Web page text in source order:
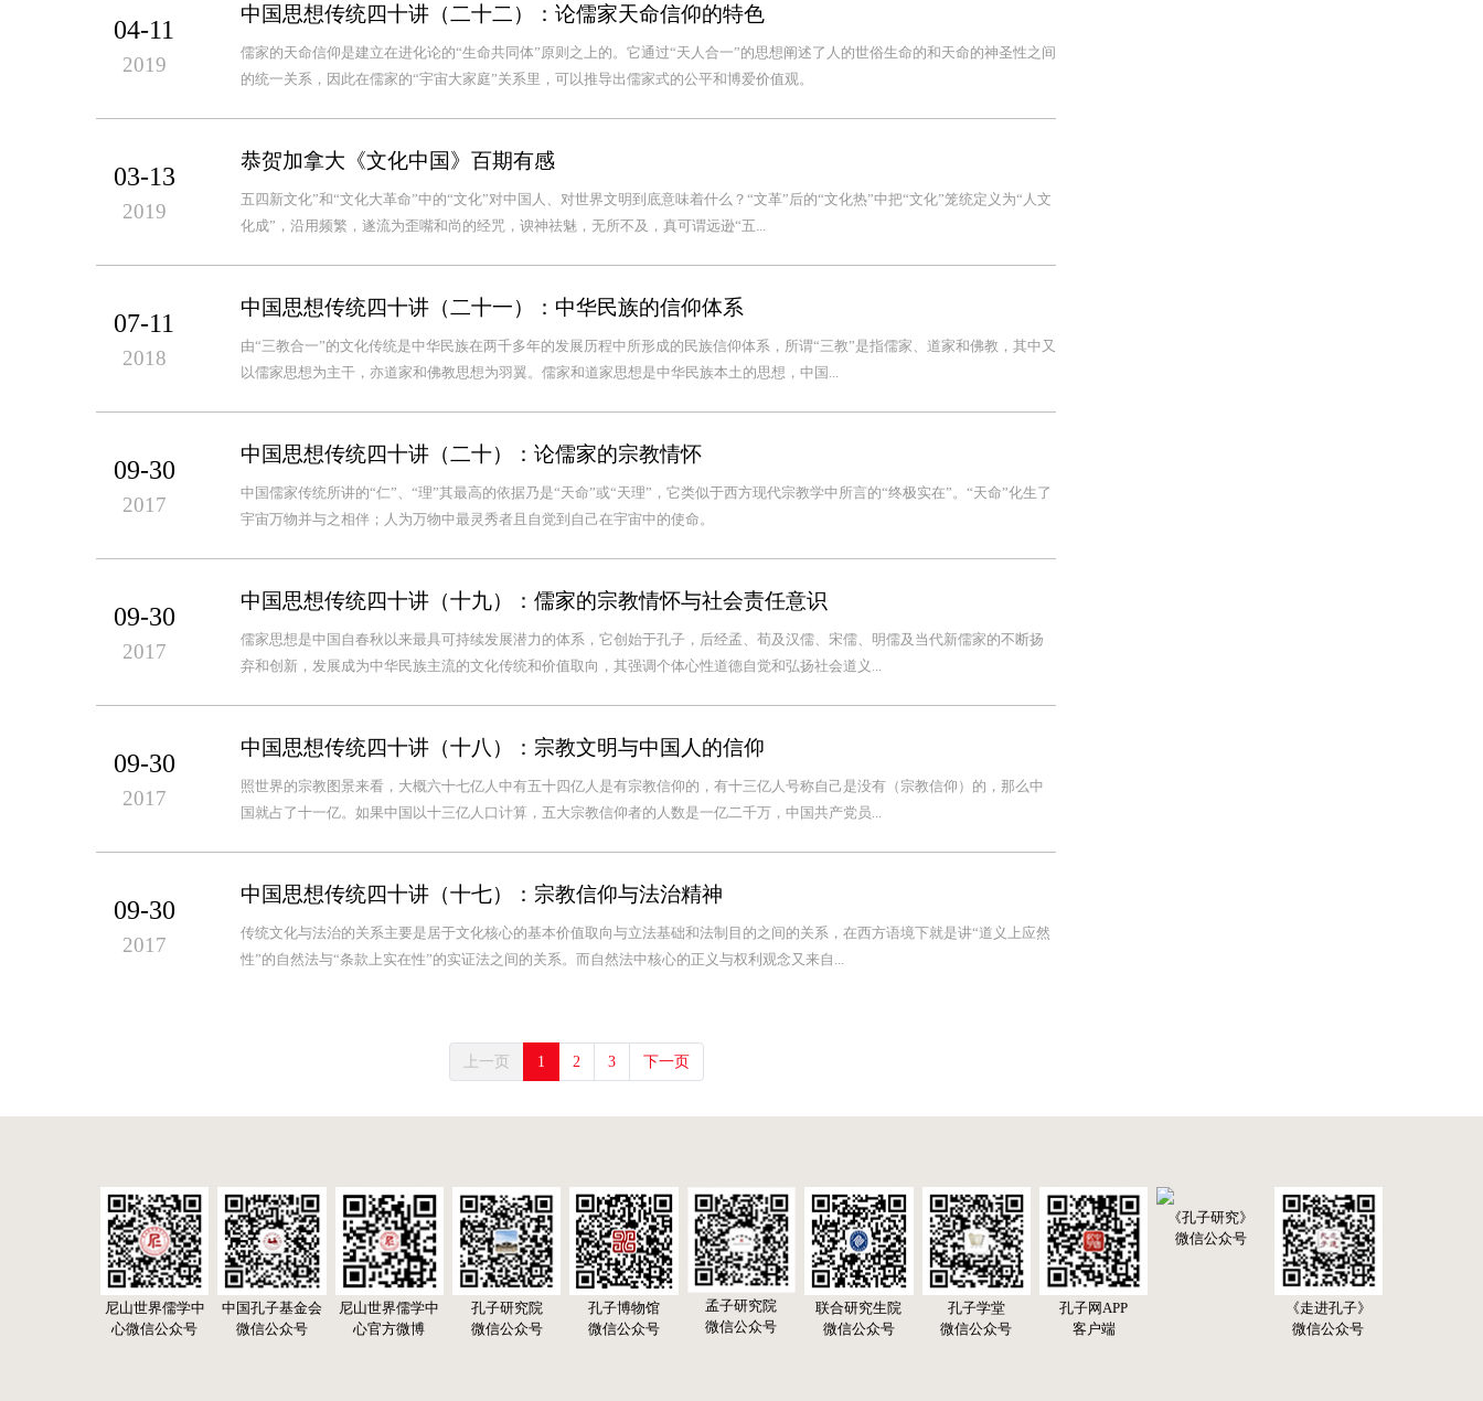
04-11
2019
中国思想传统四十讲（二十二）：论儒家天命信仰的特色
儒家的天命信仰是建立在进化论的“生命共同体”原则之上的。它通过“天人合一”的思想阐述了人的世俗生命的和天命的神圣性之间
的统一关系，因此在儒家的“宇宙大家庭”关系里，可以推导出儒家式的公平和博爱价值观。
03-13
2019
恭贺加拿大《文化中国》百期有感
五四新文化”和“文化大革命”中的“文化”对中国人、对世界文明到底意味着什么？“文革”后的“文化热”中把“文化”笼统定义为“人文
化成”，沿用频繁，遂流为歪嘴和尚的经咒，谀神祛魅，无所不及，真可谓远逊“五...
07-11
2018
中国思想传统四十讲（二十一）：中华民族的信仰体系
由“三教合一”的文化传统是中华民族在两千多年的发展历程中所形成的民族信仰体系，所谓“三教”是指儒家、道家和佛教，其中又
以儒家思想为主干，亦道家和佛教思想为羽翼。儒家和道家思想是中华民族本土的思想，中国...
09-30
2017
中国思想传统四十讲（二十）：论儒家的宗教情怀
中国儒家传统所讲的“仁”、“理”其最高的依据乃是“天命”或“天理”，它类似于西方现代宗教学中所言的“终极实在”。“天命”化生了
宇宙万物并与之相伴；人为万物中最灵秀者且自觉到自己在宇宙中的使命。
09-30
2017
中国思想传统四十讲（十九）：儒家的宗教情怀与社会责任意识
儒家思想是中国自春秋以来最具可持续发展潜力的体系，它创始于孔子，后经孟、荀及汉儒、宋儒、明儒及当代新儒家的不断扬
弃和创新，发展成为中华民族主流的文化传统和价值取向，其强调个体心性道德自觉和弘扬社会道义...
09-30
2017
中国思想传统四十讲（十八）：宗教文明与中国人的信仰
照世界的宗教图景来看，大概六十七亿人中有五十四亿人是有宗教信仰的，有十三亿人号称自己是没有（宗教信仰）的，那么中
国就占了十一亿。如果中国以十三亿人口计算，五大宗教信仰者的人数是一亿二千万，中国共产党员...
09-30
2017
中国思想传统四十讲（十七）：宗教信仰与法治精神
传统文化与法治的关系主要是居于文化核心的基本价值取向与立法基础和法制目的之间的关系，在西方语境下就是讲“道义上应然
性”的自然法与“条款上实在性”的实证法之间的关系。而自然法中核心的正义与权利观念又来自...
上一页 1 2 3 下一页
尼山世界儒学中
心微信公众号
中国孔子基金会
微信公众号
尼山世界儒学中
心官方微博
孔子研究院
微信公众号
孔子博物馆
微信公众号
孟子研究院
微信公众号
联合研究生院
微信公众号
孔子学堂
微信公众号
孔子网APP
客户端
《孔子研究》
微信公众号
《走进孔子》
微信公众号